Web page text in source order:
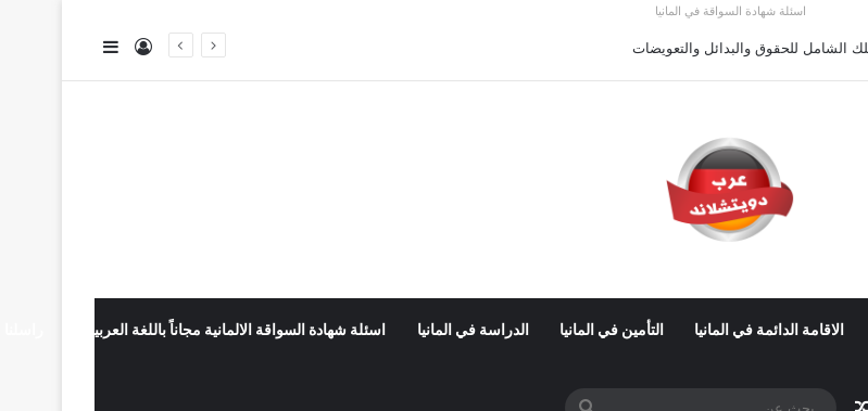
اسئلة شهادة السواقة في المانيا
تسجيل الدخول
الاقامة الدائمة في المانيا التأمين في المانيا الدراسة في المانيا اسئلة شهادة السواقة الالمانية مجاناً باللغة العربية